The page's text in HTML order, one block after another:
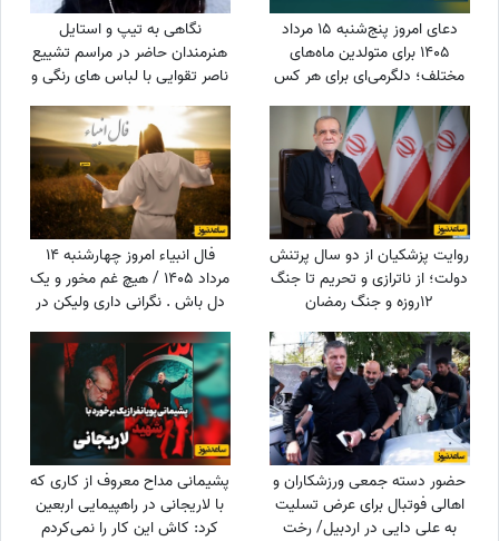
دعای امروز پنج‌شنبه 15 مرداد
1405 برای متولدین ماه‌های
مختلف؛ دلگرمی‌ای برای هر کس
که در آرزوها و نیازهای زندگی
مانده است
نگاهی به تیپ و استایل
هنرمندان حاضر در مراسم تشییع
ناصر تقوایی با لباس های رنگی و
سفید به سفارش همسر آن
مرحوم/ محسن شریفیان، شهاب
حسینی، مارال بنی آدم، ستاره
اسکندری و...
روایت پزشکیان از دو سال پرتنش
دولت؛ از ناترازی و تحریم تا جنگ
12روزه و جنگ رمضان
فال انبیاء امروز چهارشنبه 14
مرداد 1405 / هیچ غم مخور و یک
دل باش . نگرانی داری ولیکن در
دل خود غم راه مده
حضور دسته جمعی ورزشکاران و
اهالی فوتبال برای عرض تسلیت
به علی دایی در اردبیل/ رخت
پشیمانی مداح معروف از کاری که
با لاریجانی در راهپیمایی اربعین
کرد: کاش این کار را نمی‌کردم